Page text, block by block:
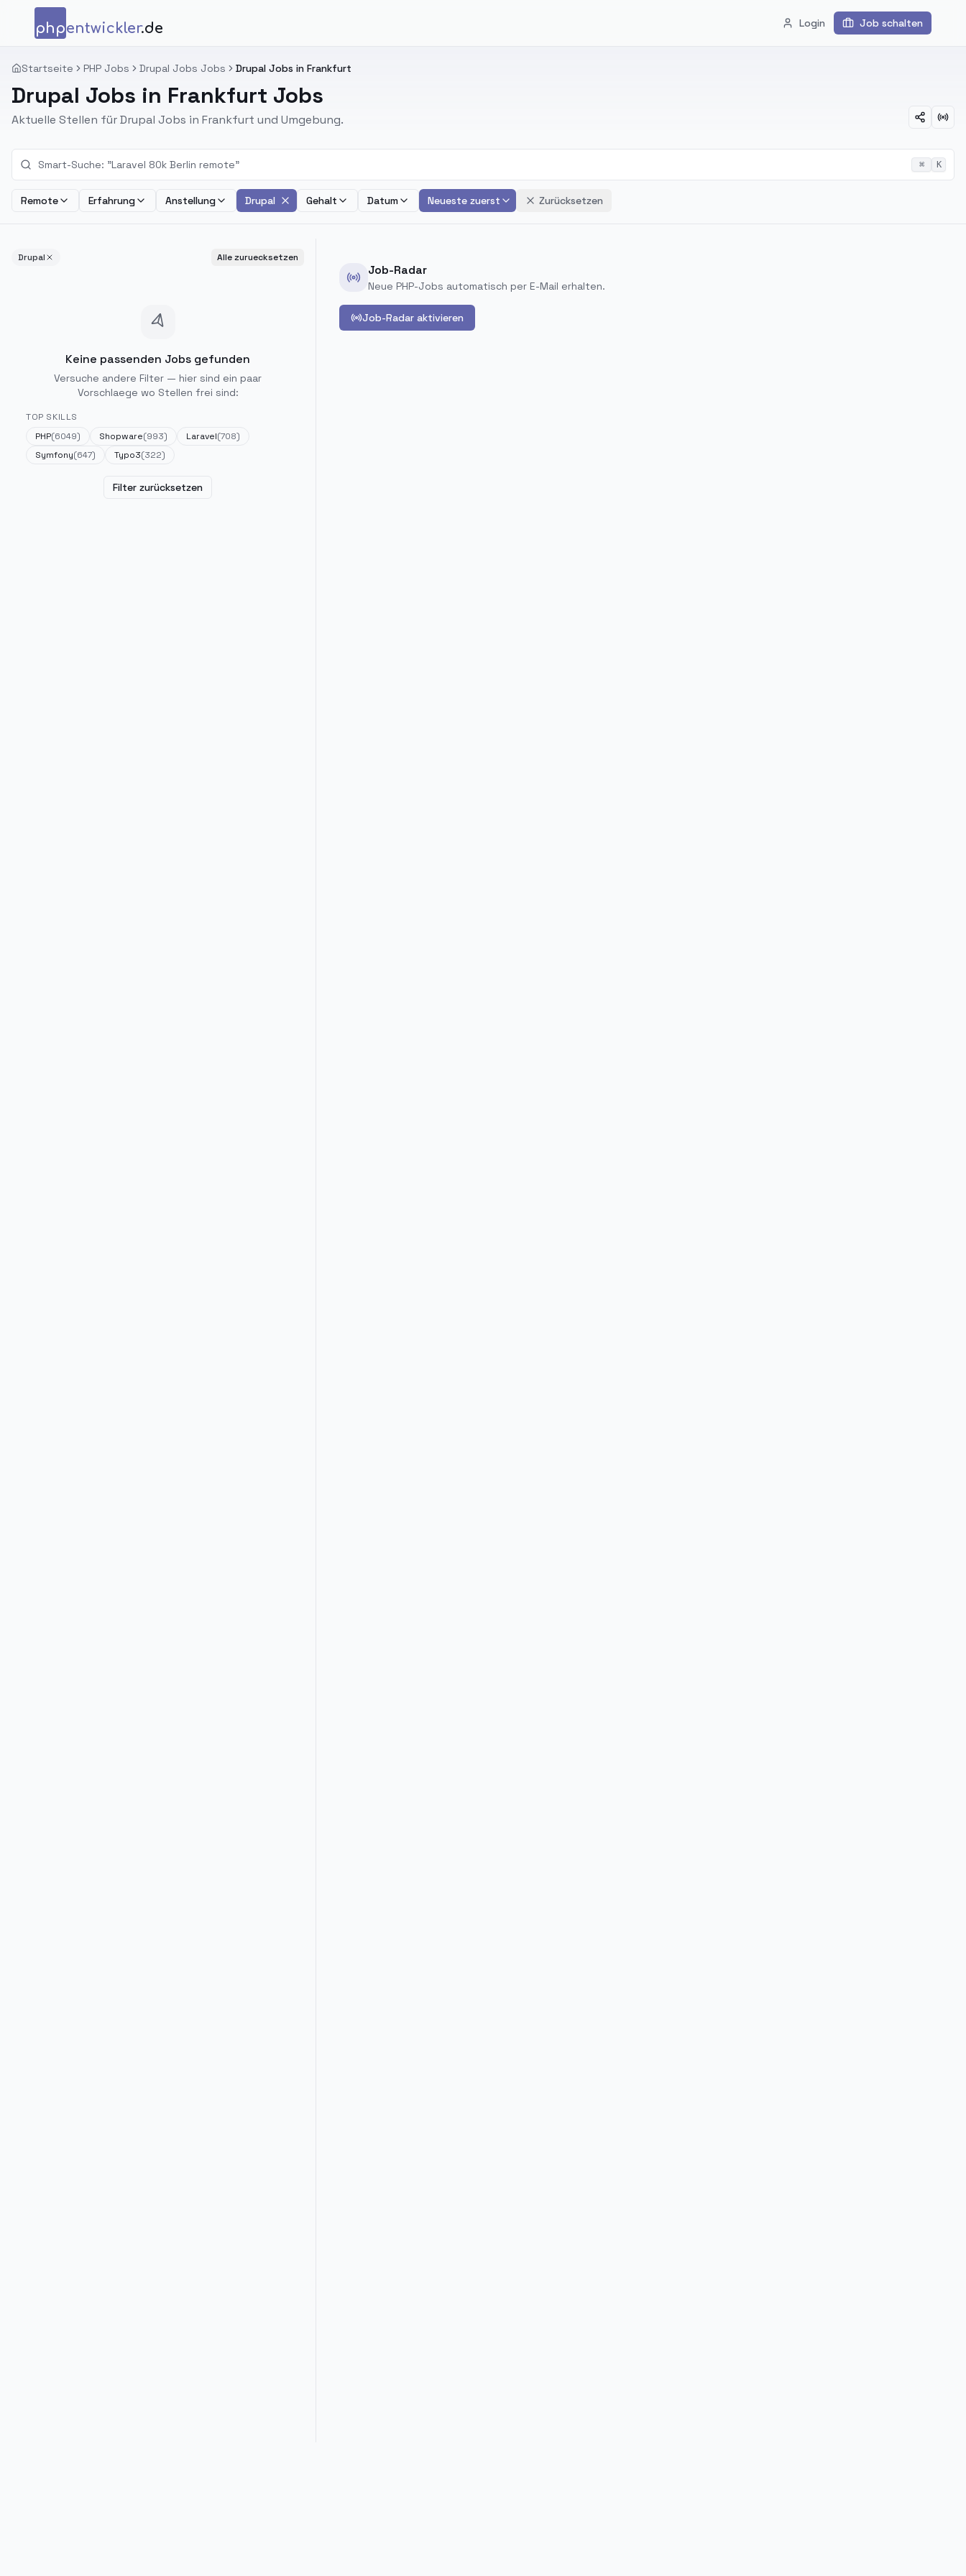
Zum Inhalt springen
phpentwickler.de Login Job schalten
Startseite PHP Jobs Drupal Jobs Jobs Drupal Jobs in Frankfurt
Drupal Jobs in Frankfurt Jobs
Aktuelle Stellen für Drupal Jobs in Frankfurt und Umgebung.
⌘ K
Remote Erfahrung Anstellung Drupal Gehalt Datum Neueste zuerst Zurücksetzen
Drupal Alle zuruecksetzen
Keine passenden Jobs gefunden
Versuche andere Filter — hier sind ein paar
Vorschlaege wo Stellen frei sind:
TOP SKILLS
PHP(6049) Shopware(993) Laravel(708)
Symfony(647) Typo3(322)
Filter zurücksetzen
Job-Radar
Neue PHP-Jobs automatisch per E-Mail erhalten.
Job-Radar aktivieren